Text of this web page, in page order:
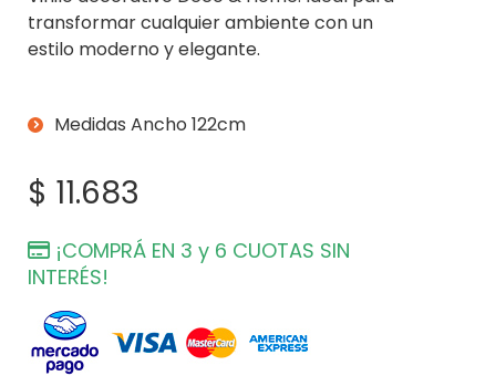
transformar cualquier ambiente con un
estilo moderno y elegante.
Medidas Ancho 122cm
$ 11.683
¡COMPRÁ EN 3 y 6 CUOTAS SIN
INTERÉS!